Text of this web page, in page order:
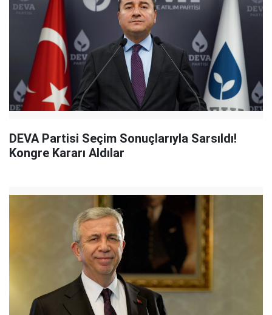
DEVA Partisi Seçim Sonuçlarıyla Sarsıldı!
Kongre Kararı Aldılar